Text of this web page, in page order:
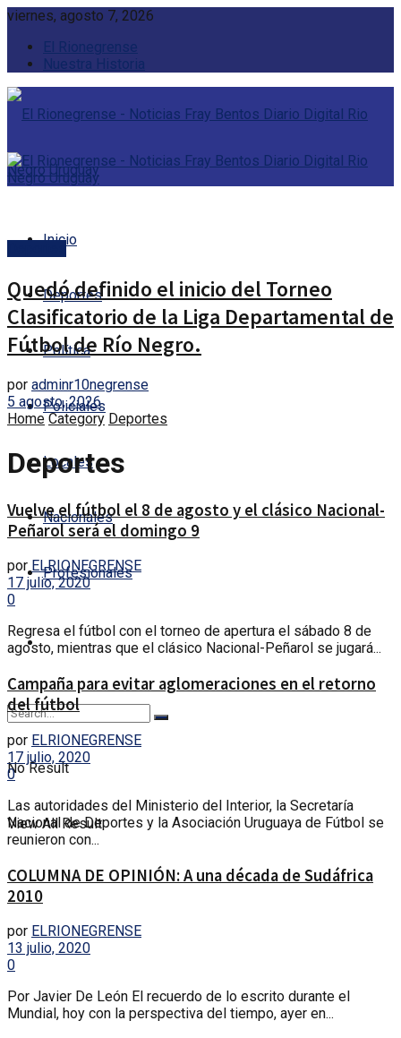
viernes, agosto 7, 2026
El Rionegrense
Nuestra Historia
Inicio
Deportes
Política
Policiales
Locales
Nacionales
Profesionales
No Result
View All Result
Quedó definido el inicio del Torneo
Clasificatorio de la Liga Departamental de
Fútbol de Río Negro.
por adminr10negrense
5 agosto, 2026
Home Category Deportes
Deportes
Vuelve el fútbol el 8 de agosto y el clásico Nacional-
Peñarol será el domingo 9
por ELRIONEGRENSE
17 julio, 2020
0
Regresa el fútbol con el torneo de apertura el sábado 8 de
agosto, mientras que el clásico Nacional-Peñarol se jugará...
Campaña para evitar aglomeraciones en el retorno
del fútbol
por ELRIONEGRENSE
17 julio, 2020
0
Las autoridades del Ministerio del Interior, la Secretaría
Nacional de Deportes y la Asociación Uruguaya de Fútbol se
reunieron con...
COLUMNA DE OPINIÓN: A una década de Sudáfrica
2010
por ELRIONEGRENSE
13 julio, 2020
0
Por Javier De León El recuerdo de lo escrito durante el
Mundial, hoy con la perspectiva del tiempo, ayer en...